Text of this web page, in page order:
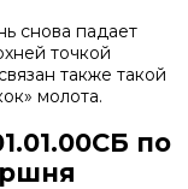
снова падает
точкой
также такой
молота.
по